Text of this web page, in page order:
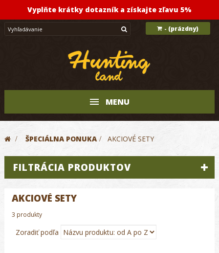
Vyplňte krátky dotazník a získajte zľavu 5%
- (prázdny)
MENU
> ŠPECIÁLNA PONUKA > AKCIOVÉ SETY
FILTRÁCIA PRODUKTOV
AKCIOVÉ SETY
3 produkty
Zoradiť podľa